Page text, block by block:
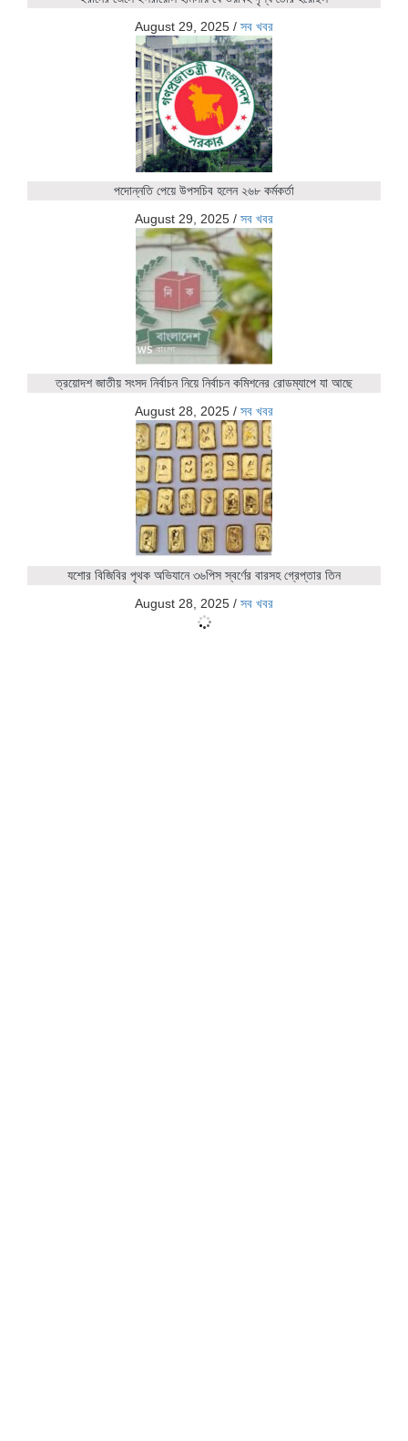
August 29, 2025 / সব খবর
পদোন্নতি পেয়ে উপসচিব হলেন ২৬৮ কর্মকর্তা
August 29, 2025 / সব খবর
ত্রয়োদশ জাতীয় সংসদ নির্বাচন নিয়ে নির্বাচন কমিশনের রোডম্যাপে যা আছে
August 28, 2025 / সব খবর
যশোর বিজিবির পৃথক অভিযানে ৩৬পিস স্বর্ণের বারসহ গ্রেপ্তার তিন
August 28, 2025 / সব খবর